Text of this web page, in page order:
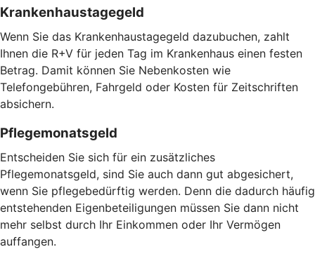
Krankenhaustagegeld
Wenn Sie das Krankenhaustagegeld dazubuchen, zahlt
Ihnen die R+V für jeden Tag im Krankenhaus einen festen
Betrag. Damit können Sie Nebenkosten wie
Telefongebühren, Fahrgeld oder Kosten für Zeitschriften
absichern.
Pflegemonatsgeld
Entscheiden Sie sich für ein zusätzliches
Pflegemonatsgeld, sind Sie auch dann gut abgesichert,
wenn Sie pflegebedürftig werden. Denn die dadurch häufig
entstehenden Eigenbeteiligungen müssen Sie dann nicht
mehr selbst durch Ihr Einkommen oder Ihr Vermögen
auffangen.